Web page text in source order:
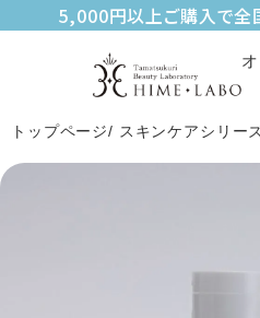
5,000円以上ご購入で全
トップページ スキンケアシリー